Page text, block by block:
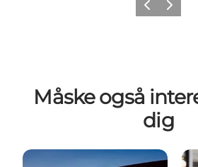
Forrige billede
Næste
Måske også
dig